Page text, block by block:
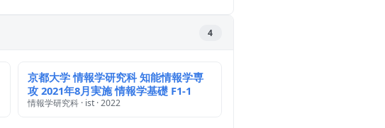
4
京都大学 情報学研究科 知能情報学専
攻 2021年8月実施 情報学基礎 F1-1
情報学研究科 · ist · 2022